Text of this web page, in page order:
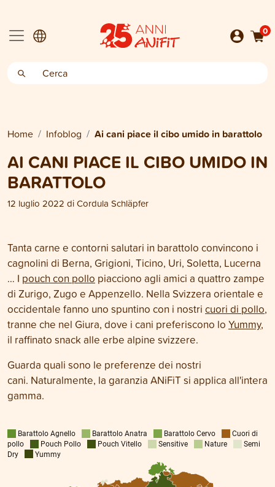
0
Home Infoblog Ai cani piace il cibo umido in barattolo
AI CANI PIACE IL CIBO UMIDO IN
BARATTOLO
12 luglio 2022 diCordula Schläpfer
Tanta carne e contorni salutari in barattolo convincono i
cagnolini di Berna, Grigioni, Ticino, Uri, Soletta, Lucerna
… I pouch con pollo piacciono agli amici a quattro zampe
di Zurigo, Zugo e Appenzello. Nella Svizzera orientale e
occidentale fanno uno spuntino con i nostri cuori di pollo,
tranne che nel Giura, dove i cani preferiscono lo Yummy,
il raffinato snack alle erbe alpine svizzere.
Guarda quali sono le preferenze dei nostri
cani. Naturalmente, la garanzia ANiFiT si applica all'intera
gamma.